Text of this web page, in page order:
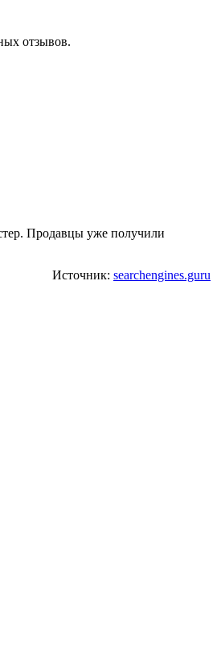
отзывов.
Продавцы уже получили
Источник: searchengines.guru